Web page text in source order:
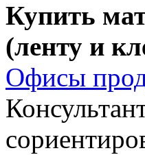
Купить
(ленту и
Офисы